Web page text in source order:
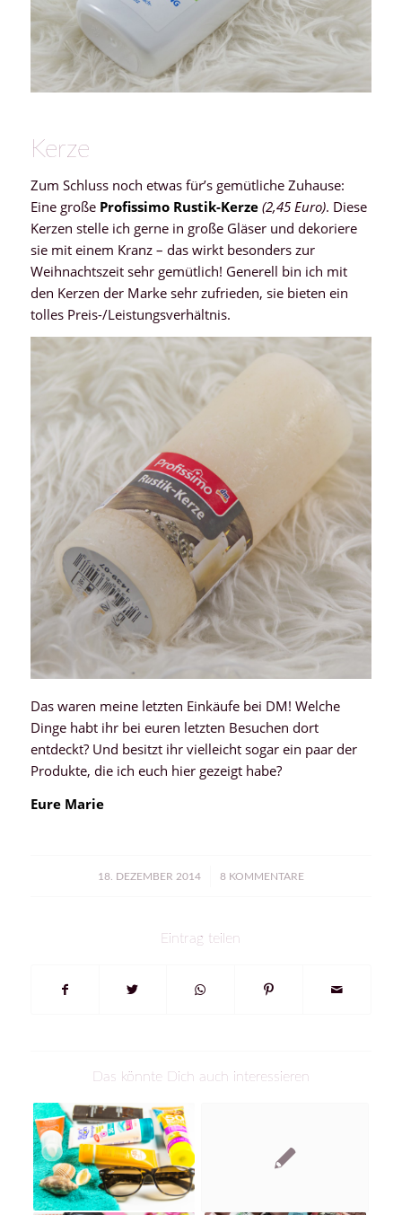
Kerze
Zum Schluss noch etwas für’s gemütliche Zuhause:
Eine große Profissimo Rustik-Kerze (2,45 Euro). Diese
Kerzen stelle ich gerne in große Gläser und dekoriere
sie mit einem Kranz – das wirkt besonders zur
Weihnachtszeit sehr gemütlich! Generell bin ich mit
den Kerzen der Marke sehr zufrieden, sie bieten ein
tolles Preis-/Leistungsverhältnis.
Das waren meine letzten Einkäufe bei DM! Welche
Dinge habt ihr bei euren letzten Besuchen dort
entdeckt? Und besitzt ihr vielleicht sogar ein paar der
Produkte, die ich euch hier gezeigt habe?
Eure Marie
18. DEZEMBER 2014
/ 8 KOMMENTARE
Eintrag teilen
Das könnte Dich auch interessieren